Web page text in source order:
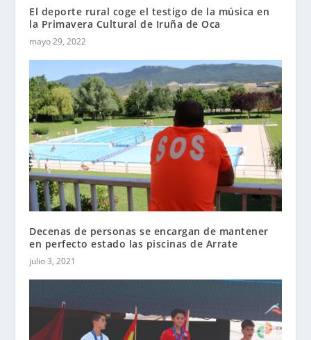
El deporte rural coge el testigo de la música en
la Primavera Cultural de Iruña de Oca
mayo 29, 2022
Decenas de personas se encargan de mantener
en perfecto estado las piscinas de Arrate
julio 3, 2021